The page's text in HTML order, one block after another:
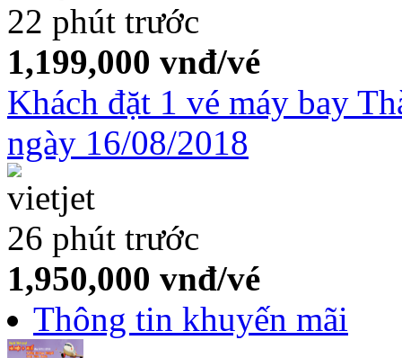
22 phút trước
1,199,000 vnđ/vé
Khách đặt 1 vé máy bay
ngày 16/08/2018
26 phút trước
1,950,000 vnđ/vé
Thông tin khuyến mãi